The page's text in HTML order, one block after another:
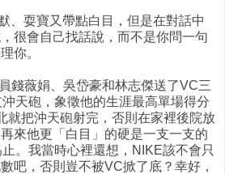
、耍寶又帶點白目，但是在對話中
很會自己找話說，而不是你問一句
你。
錢薇娟、吳岱豪和林志傑送了VC三
天砲，象徵他的生涯最高單場得分
就把沖天砲射完，否則在家裡後院放
來他更「白目」的硬是一支一支的
。我當時心裡還想，NIKE該不會只
吧，否則豈不被VC掀了底？幸好，